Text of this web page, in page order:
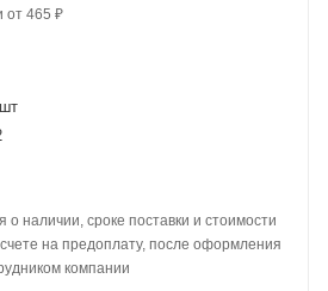
от 465 ₽
шт
наличии, сроке поставки и стоимости
на предоплату, после оформления
компании